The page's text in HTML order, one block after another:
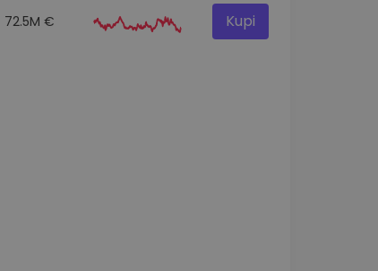
72.5M € Kupi